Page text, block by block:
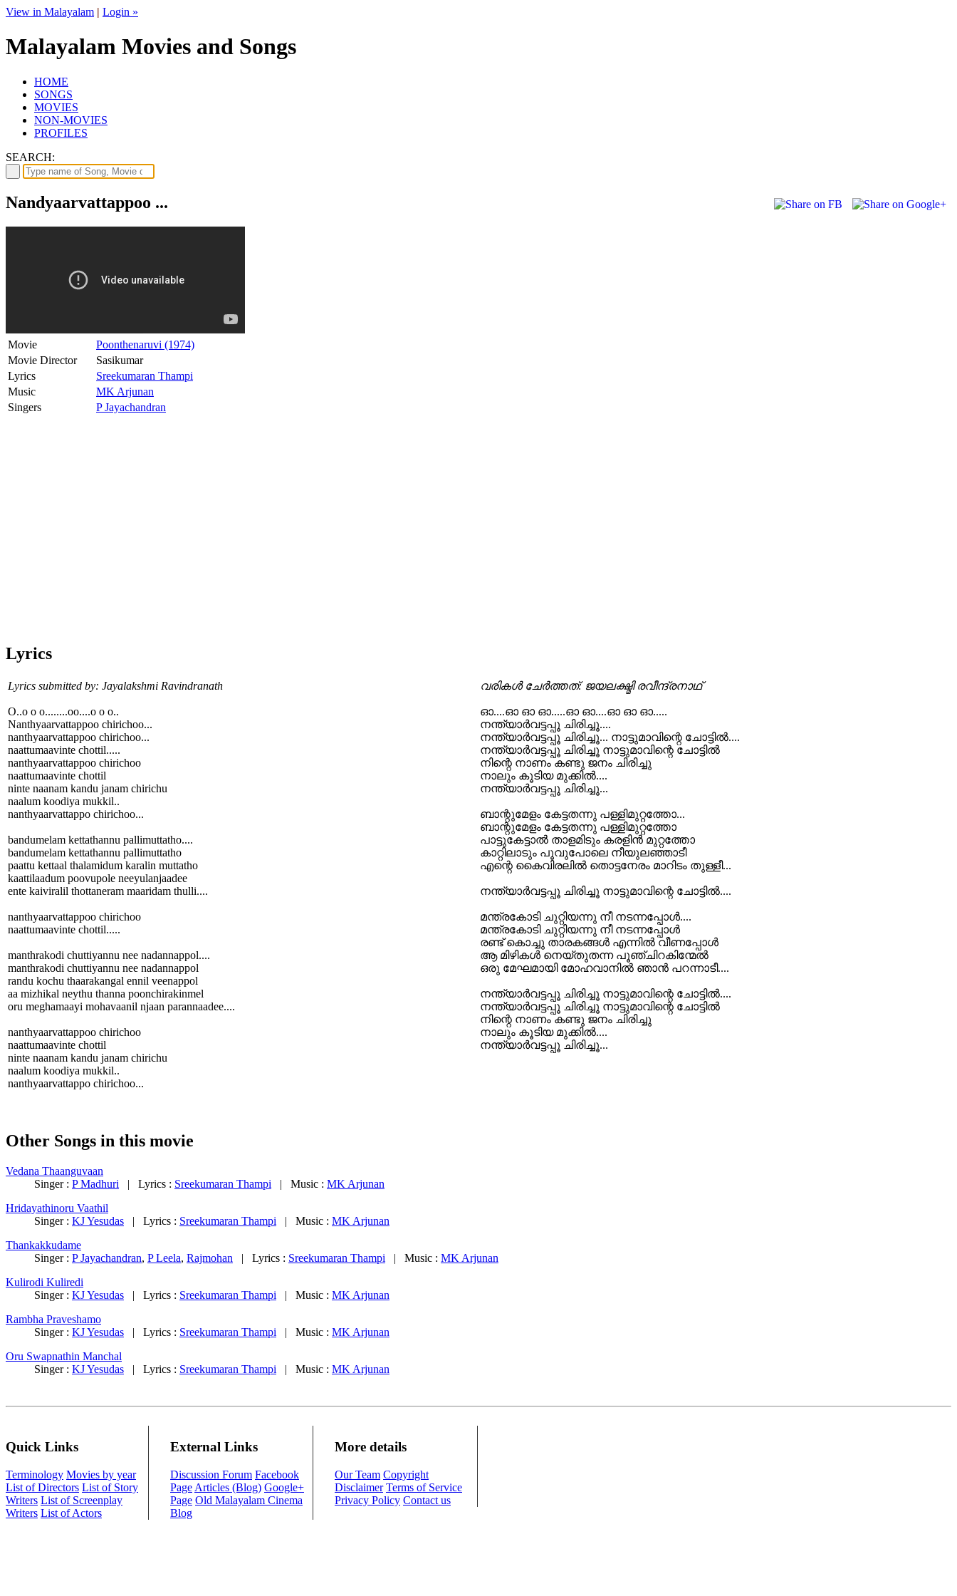
View in Malayalam | Login »
Malayalam Movies and Songs
HOME
SONGS
MOVIES
NON-MOVIES
PROFILES
SEARCH:
Nandyaarvattappoo ...
Movie
Poonthenaruvi (1974)
Movie Director
Sasikumar
Lyrics
Sreekumaran Thampi
Music
MK Arjunan
Singers
P Jayachandran
Lyrics
Lyrics submitted by: Jayalakshmi Ravindranath
O..o o o........oo....o o o..
Nanthyaarvattappoo chirichoo...
nanthyaarvattappoo chirichoo...
naattumaavinte chottil.....
nanthyaarvattappoo chirichoo
naattumaavinte chottil
ninte naanam kandu janam chirichu
naalum koodiya mukkil..
nanthyaarvattappo chirichoo...
bandumelam kettathannu pallimuttatho....
bandumelam kettathannu pallimuttatho
paattu kettaal thalamidum karalin muttatho
kaattilaadum poovupole neeyulanjaadee
ente kaiviralil thottaneram maaridam thulli....
nanthyaarvattappoo chirichoo
naattumaavinte chottil.....
manthrakodi chuttiyannu nee nadannappol....
manthrakodi chuttiyannu nee nadannappol
randu kochu thaarakangal ennil veenappol
aa mizhikal neythu thanna poonchirakinmel
oru meghamaayi mohavaanil njaan parannaadee....
nanthyaarvattappoo chirichoo
naattumaavinte chottil
ninte naanam kandu janam chirichu
naalum koodiya mukkil..
nanthyaarvattappo chirichoo...
വരികള്‍ ചേര്‍ത്തത്: ജയലക്ഷ്മി രവീന്ദ്രനാഥ്
ഓ....ഓ ഓ ഓ.....ഓ ഓ....ഓ ഓ ഓ.....
നന്ത്യാര്‍വട്ടപ്പൂ ചിരിച്ചൂ....
നന്ത്യാര്‍വട്ടപ്പൂ ചിരിച്ചൂ... നാട്ടുമാവിന്റെ ചോട്ടില്‍....
നന്ത്യാര്‍വട്ടപ്പൂ ചിരിച്ചൂ നാട്ടുമാവിന്റെ ചോട്ടില്‍
നിന്റെ നാണം കണ്ടു ജനം ചിരിച്ചു
നാലും കൂടിയ മുക്കില്‍....
നന്ത്യാര്‍വട്ടപ്പൂ ചിരിച്ചൂ...
ബാന്റുമേളം കേട്ടതന്നു പള്ളിമുറ്റത്തോ...
ബാന്റുമേളം കേട്ടതന്നു പള്ളിമുറ്റത്തോ
പാട്ടുകേട്ടാല്‍ താളമിടും കരളിന്‍ മുറ്റത്തോ
കാറ്റിലാടും പൂവുപോലെ നീയുലഞ്ഞാടീ
എന്റെ കൈവിരലില്‍ തൊട്ടനേരം മാറിടം തുള്ളീ...
നന്ത്യാര്‍വട്ടപ്പൂ ചിരിച്ചൂ നാട്ടുമാവിന്റെ ചോട്ടില്‍....
മന്ത്രകോടി ചുറ്റിയന്നു നീ നടന്നപ്പോള്‍....
മന്ത്രകോടി ചുറ്റിയന്നു നീ നടന്നപ്പോള്‍
രണ്ട് കൊച്ചു താരകങ്ങള്‍ എന്നില്‍ വീണപ്പോള്‍
ആ മിഴികള്‍ നെയ്തുതന്ന പൂഞ്ചിറകിന്മേല്‍
ഒരു മേഘമായി മോഹവാനില്‍ ഞാന്‍ പറന്നാടീ....
നന്ത്യാര്‍വട്ടപ്പൂ ചിരിച്ചൂ നാട്ടുമാവിന്റെ ചോട്ടില്‍....
നന്ത്യാര്‍വട്ടപ്പൂ ചിരിച്ചൂ നാട്ടുമാവിന്റെ ചോട്ടില്‍
നിന്റെ നാണം കണ്ടു ജനം ചിരിച്ചു
നാലും കൂടിയ മുക്കില്‍....
നന്ത്യാര്‍വട്ടപ്പൂ ചിരിച്ചൂ...
Other Songs in this movie
Vedana Thaanguvaan
Singer : P Madhuri | Lyrics : Sreekumaran Thampi | Music : MK Arjunan
Hridayathinoru Vaathil
Singer : KJ Yesudas | Lyrics : Sreekumaran Thampi | Music : MK Arjunan
Thankakkudame
Singer : P Jayachandran, P Leela, Rajmohan | Lyrics : Sreekumaran Thampi | Music : MK Arjunan
Kulirodi Kuliredi
Singer : KJ Yesudas | Lyrics : Sreekumaran Thampi | Music : MK Arjunan
Rambha Praveshamo
Singer : KJ Yesudas | Lyrics : Sreekumaran Thampi | Music : MK Arjunan
Oru Swapnathin Manchal
Singer : KJ Yesudas | Lyrics : Sreekumaran Thampi | Music : MK Arjunan
Quick Links
Terminology Movies by year
List of Directors List of Story
Writers List of Screenplay
Writers List of Actors
External Links
Discussion Forum Facebook
Page Articles (Blog) Google+
Page Old Malayalam Cinema
Blog
More details
Our Team Copyright
Disclaimer Terms of Service
Privacy Policy Contact us